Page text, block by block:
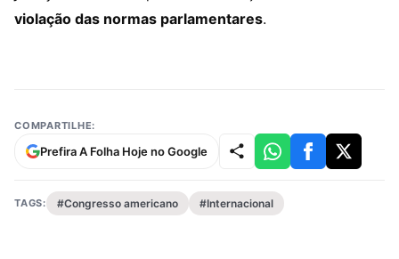
violação das normas parlamentares.
COMPARTILHE:
Prefira A Folha Hoje no Google
TAGS: #Congresso americano #Internacional